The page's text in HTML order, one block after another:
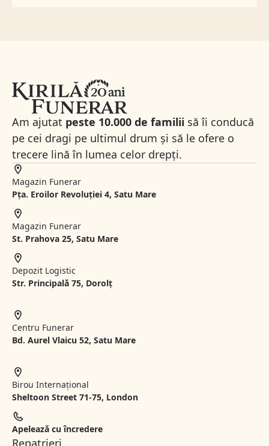
Am ajutat peste 10.000 de familii să îi conducă
pe cei dragi pe ultimul drum și să le ofere o
trecere lină în lumea celor drepți.
Magazin Funerar
Pța. Eroilor Revoluției 4, Satu Mare
Magazin Funerar
St. Prahova 25, Satu Mare
Depozit Logistic
Str. Principală 75, Dorolț
Centru Funerar
Bd. Aurel Vlaicu 52, Satu Mare
Birou Internațional
Sheltoon Street 71-75, London
Apelează cu încredere